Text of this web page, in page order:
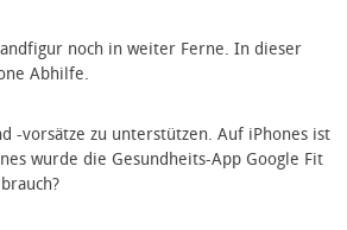
noch in weiter Ferne. In dieser
Abhilfe.
-vorsätze zu unterstützen. Auf iPhones ist
wurde die Gesundheits-App Google Fit